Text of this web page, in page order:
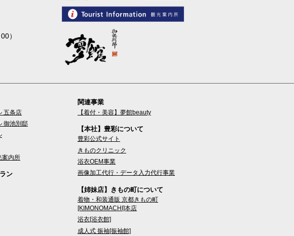
）
五条店
御池別邸
案内所
ン
関連事業
【着付・美容】夢館beauty
【本社】豊彩について
豊彩公式サイト
きものクリニック
浴衣OEM事業
画像加工代行・データ入力代行事業
【姉妹店】きもの町について
着物・和装通販 京都きもの町
[KIMONOMACHI]本店
浴衣[浴衣館]
成人式 振袖[振袖館]